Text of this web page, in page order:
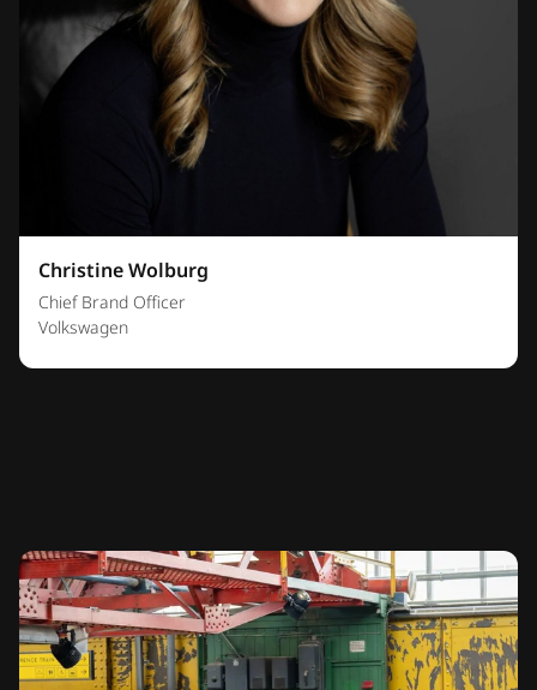
Christine Wolburg
Chief Brand Officer
Volkswagen